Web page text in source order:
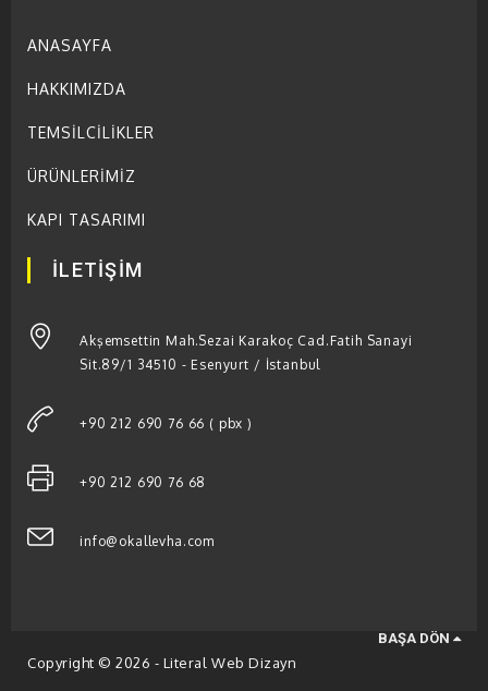
ANASAYFA
HAKKIMIZDA
TEMSİLCİLİKLER
ÜRÜNLERİMİZ
KAPI TASARIMI
İLETİŞİM
Akşemsettin Mah.Sezai Karakoç Cad.Fatih Sanayi
Sit.89/1 34510 - Esenyurt / İstanbul
+90 212 690 76 66 ( pbx )
+90 212 690 76 68
info@okallevha.com
Copyright © 2026 - Literal Web Dizayn
BAŞA DÖN